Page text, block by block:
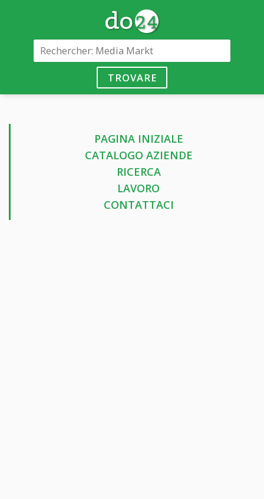
TROVARE
PAGINA INIZIALE
CATALOGO AZIENDE
RICERCA
LAVORO
CONTATTACI